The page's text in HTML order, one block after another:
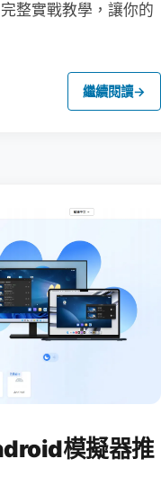
整實戰教學，讓你的
繼續閱讀→
模擬器推